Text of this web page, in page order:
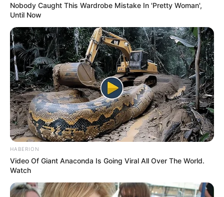
Nobody Caught This Wardrobe Mistake In 'Pretty Woman',
Until Now
HABERION
Video Of Giant Anaconda Is Going Viral All Over The World.
Watch